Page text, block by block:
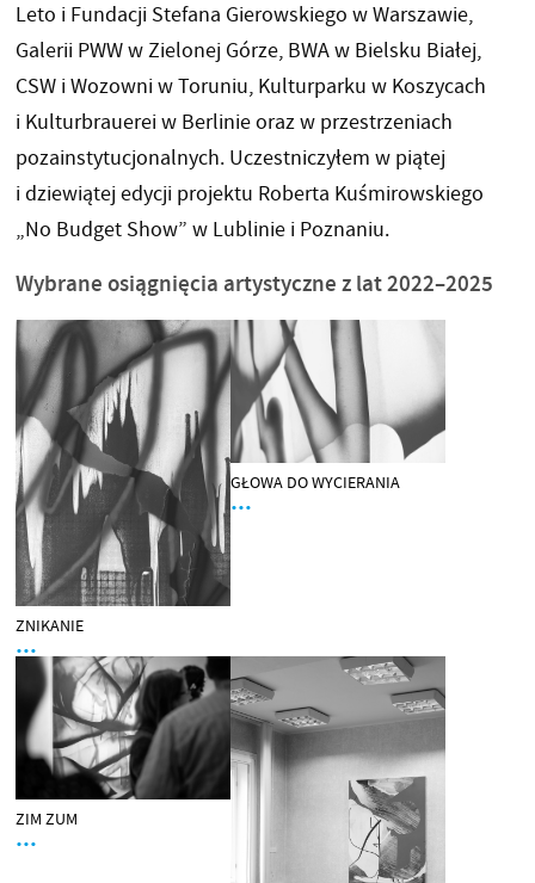
Leto i Fundacji Stefana Gierowskiego w Warszawie,
Galerii PWW w Zielonej Górze, BWA w Bielsku Białej,
CSW i Wozowni w Toruniu, Kulturparku w Koszycach
i Kulturbrauerei w Berlinie oraz w przestrzeniach
pozainstytucjonalnych. Uczestniczyłem w piątej
i dziewiątej edycji projektu Roberta Kuśmirowskiego
„No Budget Show” w Lublinie i Poznaniu.
Wybrane osiągnięcia artystyczne z lat 2022–2025
ZNIKANIE
…
GŁOWA DO WYCIERANIA
…
ZIM ZUM
…